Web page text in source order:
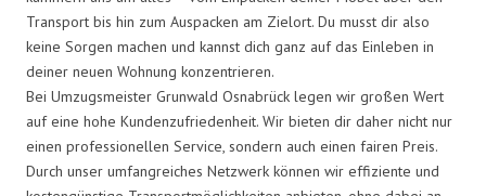
Transport bis hin zum Auspacken am Zielort. Du musst dir also
keine Sorgen machen und kannst dich ganz auf das Einleben in
deiner neuen Wohnung konzentrieren.
Bei Umzugsmeister Grunwald Osnabrück legen wir großen Wert
auf eine hohe Kundenzufriedenheit. Wir bieten dir daher nicht nur
einen professionellen Service, sondern auch einen fairen Preis.
Durch unser umfangreiches Netzwerk können wir effiziente und